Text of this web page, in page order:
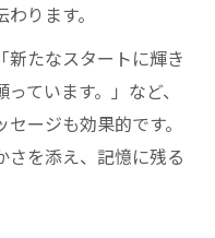
ります。
新たなスタートに輝き
ています。」など、
ージも効果的です。
さを添え、記憶に残る